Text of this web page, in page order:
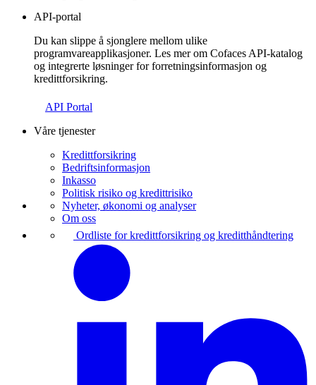
API-portal
Du kan slippe å sjonglere mellom ulike
programvareapplikasjoner. Les mer om Cofaces API-katalog
og integrerte løsninger for forretningsinformasjon og
kredittforsikring.
API Portal
Våre tjenester
Kredittforsikring
Bedriftsinformasjon
Inkasso
Politisk risiko og kredittrisiko
Nyheter, økonomi og analyser
Om oss
Ordliste for kredittforsikring og kreditthåndtering